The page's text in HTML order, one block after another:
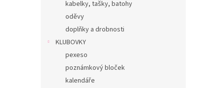
kabelky, tašky, batohy
oděvy
doplňky a drobnosti
KLUBOVKY
pexeso
poznámkový bloček
kalendáře